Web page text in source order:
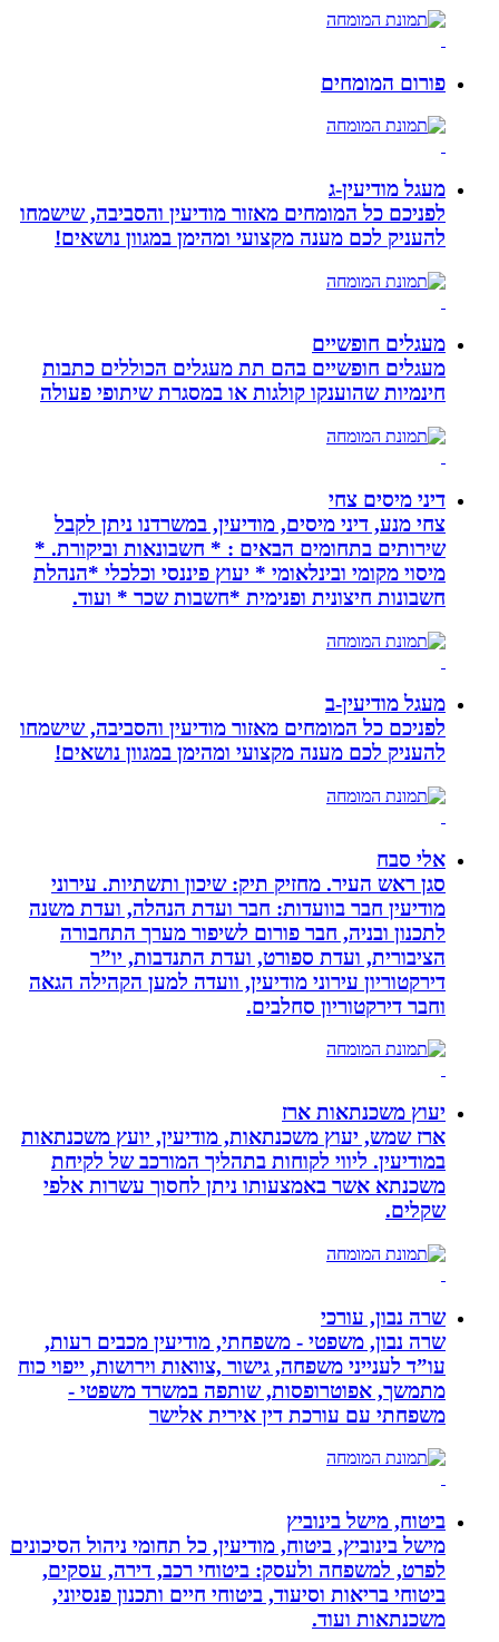
פורום המומחים
מעגל מודיעין-ג
לפניכם כל המומחים מאזור מודיעין והסביבה, שישמחו
להעניק לכם מענה מקצועי ומהימן במגוון נושאים!
מעגלים חופשיים
מעגלים חופשיים בהם תת מעגלים הכוללים כתבות
חינמיות שהוענקו קולגות או במסגרת שיתופי פעולה
דיני מיסים צחי
צחי מנע, דיני מיסים, מודיעין, במשרדנו ניתן לקבל
שירותים בתחומים הבאים : * חשבונאות וביקורת. *
מיסוי מקומי ובינלאומי * יעוץ פיננסי וכלכלי *הנהלת
חשבונות חיצונית ופנימית *חשבות שכר * ועוד.
מעגל מודיעין-ב
לפניכם כל המומחים מאזור מודיעין והסביבה, שישמחו
להעניק לכם מענה מקצועי ומהימן במגוון נושאים!
אלי סבח
סגן ראש העיר. מחזיק תיק: שיכון ותשתיות. עירוני
מודיעין חבר בוועדות: חבר ועדת הנהלה, ועדת משנה
לתכנון ובניה, חבר פורום לשיפור מערך התחבורה
הציבורית, ועדת ספורט, ועדת התנדבות, יו”ר
דירקטוריון עירוני מודיעין, וועדה למען הקהילה הגאה
וחבר דירקטוריון סחלבים.
יעוץ משכנתאות ארז
ארז שמש, יעוץ משכנתאות, מודיעין, יועץ משכנתאות
במודיעין. ליווי לקוחות בתהליך המורכב של לקיחת
משכנתא אשר באמצעותו ניתן לחסוך עשרות אלפי
שקלים.
שרה נבון, עורכי
שרה נבון, משפטי - משפחתי, מודיעין מכבים רעות,
עו”ד לענייני משפחה, גישור ,צוואות וירושות, ייפוי כוח
מתמשך, אפוטרופסות, שותפה במשרד משפטי -
משפחתי עם עורכת דין אירית אלישר
ביטוח, מישל בינוביץ
מישל בינוביץ, ביטוח, מודיעין, כל תחומי ניהול הסיכונים
לפרט, למשפחה ולעסק: ביטוחי רכב, דירה, עסקים,
ביטוחי בריאות וסיעוד, ביטוחי חיים ותכנון פנסיוני,
משכנתאות ועוד.